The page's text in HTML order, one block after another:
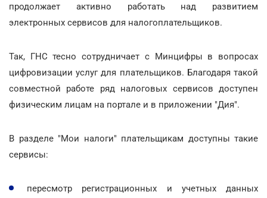
продолжает активно работать над развитием
электронных сервисов для налогоплательщиков.
Так, ГНС тесно сотрудничает с Минцифры в вопросах
цифровизации услуг для плательщиков. Благодаря такой
совместной работе ряд налоговых сервисов доступен
физическим лицам на портале и в приложении "Дия".
В разделе "Мои налоги" плательщикам доступны такие
сервисы:
пересмотр регистрационных и учетных данных